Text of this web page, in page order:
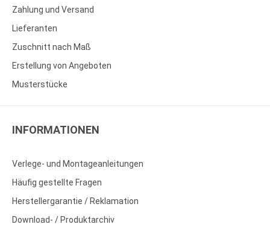
Zahlung und Versand
Lieferanten
Zuschnitt nach Maß
Erstellung von Angeboten
Musterstücke
INFORMATIONEN
Verlege- und Montageanleitungen
Häufig gestellte Fragen
Herstellergarantie / Reklamation
Download- / Produktarchiv